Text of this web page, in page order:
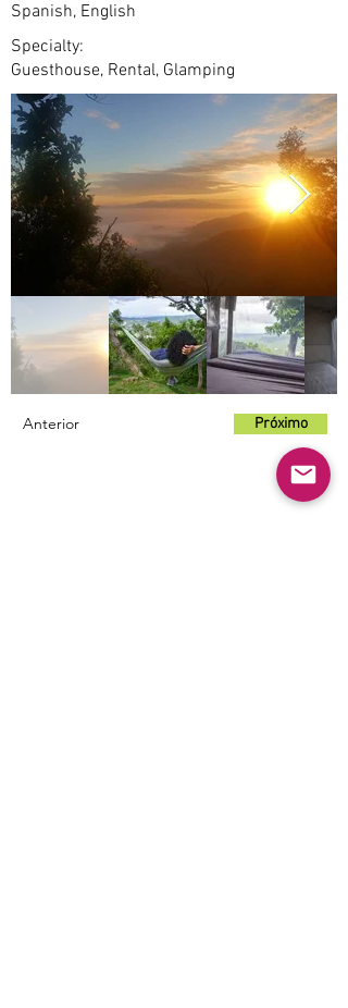
Spanish, English
Specialty:
Guesthouse, Rental, Glamping
Anterior Próximo